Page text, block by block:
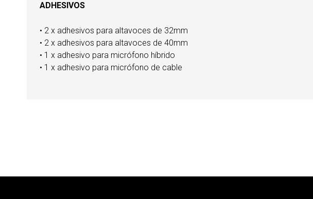
ADHESIVOS
• 2 x adhesivos para altavoces de 32mm
• 2 x adhesivos para altavoces de 40mm
• 1 x adhesivo para micrófono híbrido
• 1 x adhesivo para micrófono de cable